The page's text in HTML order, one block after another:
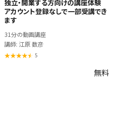
独立・開業する方向けの講座体験
アカウント登録なしで一部受講でき
ます
31分の動画講座
講師: 江原 数彦
5
無料